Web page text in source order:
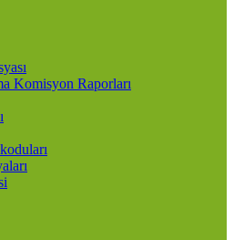
Komisyon Raporları